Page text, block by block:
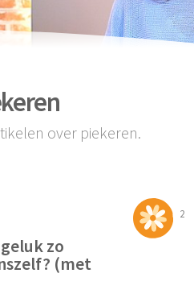
over piekeren.
2
zo
(met